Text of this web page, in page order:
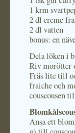
1 krm
2 dl creme
2 dl vatten
bonus: en
Dela löken i
Riv morötter
Fräs lite till
fraiche och
couscousen
Ansa ett